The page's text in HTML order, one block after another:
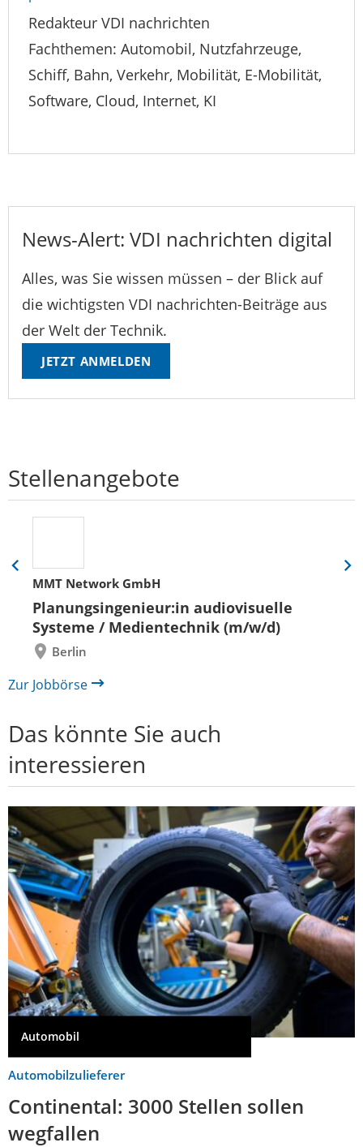
Redakteur VDI nachrichten
Fachthemen: Automobil, Nutzfahrzeuge,
Schiff, Bahn, Verkehr, Mobilität, E-Mobilität,
Software, Cloud, Internet, KI
News-Alert: VDI nachrichten digital
Alles, was Sie wissen müssen – der Blick auf
die wichtigsten VDI nachrichten-Beiträge aus
der Welt der Technik.
JETZT ANMELDEN
Stellenangebote
MMT Network GmbH
Planungsingenieur:in audiovisuelle
Systeme / Medientechnik (m/w/d)
Berlin
Eine
Folie
zurück
Eine
Zur Jobbörse
Das könnte Sie auch
interessieren
Automobil
Automobilzulieferer
Continental: 3000 Stellen sollen
wegfallen